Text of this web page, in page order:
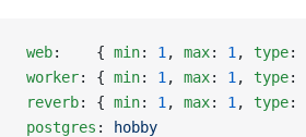
web:    { min: 1 , max: 1 , type:
worker: { min: 1 , max: 1 , type:
reverb: { min: 1 , max: 1 , type:
postgres :
hobby